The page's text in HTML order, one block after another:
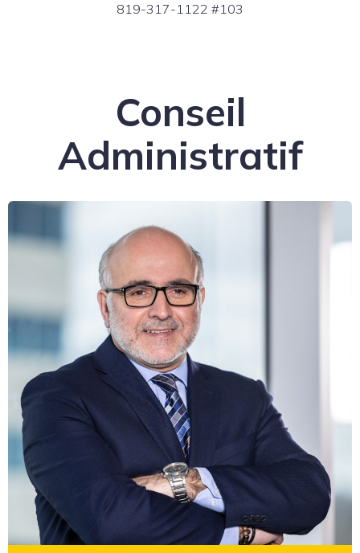
819-317-1122 #103
Conseil
Administratif